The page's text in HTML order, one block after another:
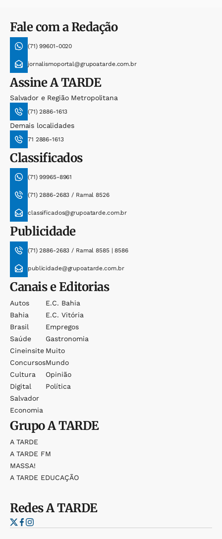
Fale com a Redação
(71) 99601-0020
jornalismoportal@grupoatarde.com.br
AssineA TARDE
Salvador e Região Metropolitana
(71) 2886-1613
Demais localidades
71 2886-1613
Classificados
(71) 99965-8961
(71) 2886-2683 / Ramal 8526
classificados@grupoatarde.com.br
Publicidade
(71) 2886-2683 / Ramal 8585 | 8586
publicidade@grupoatarde.com.br
Canais e Editorias
Autos
Bahia
Brasil
Saúde
Cineinsite
Concursos
Cultura
Digital
Salvador
Economia
E.c. Bahia
E.c. Vitória
Empregos
Gastronomia
Muito
Mundo
Opinião
Política
GrupoA TARDE
A TARDE
A TARDE FM
MASSA!
A TARDE EDUCAÇÃO
RedesA TARDE